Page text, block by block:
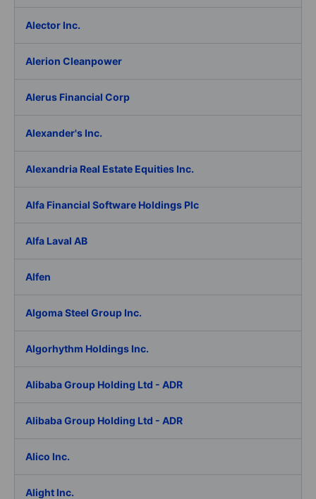
Alector Inc.
Alerion Cleanpower
Alerus Financial Corp
Alexander's Inc.
Alexandria Real Estate Equities Inc.
Alfa Financial Software Holdings Plc
Alfa Laval AB
Alfen
Algoma Steel Group Inc.
Algorhythm Holdings Inc.
Alibaba Group Holding Ltd - ADR
Alibaba Group Holding Ltd - ADR
Alico Inc.
Alight Inc.